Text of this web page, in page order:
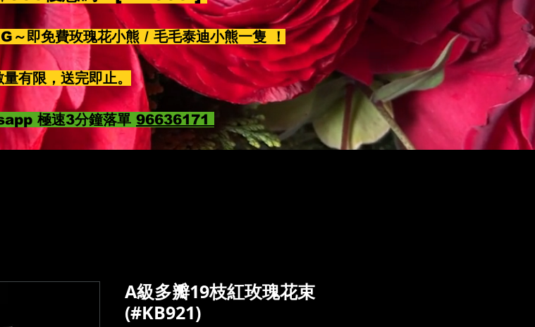
即免費玫瑰花小熊 / 毛毛泰迪小熊一隻 ！
有限，送完即止。
極速3分鐘落單 96636171
A級多瓣19枝紅玫瑰花束
(#KB921)